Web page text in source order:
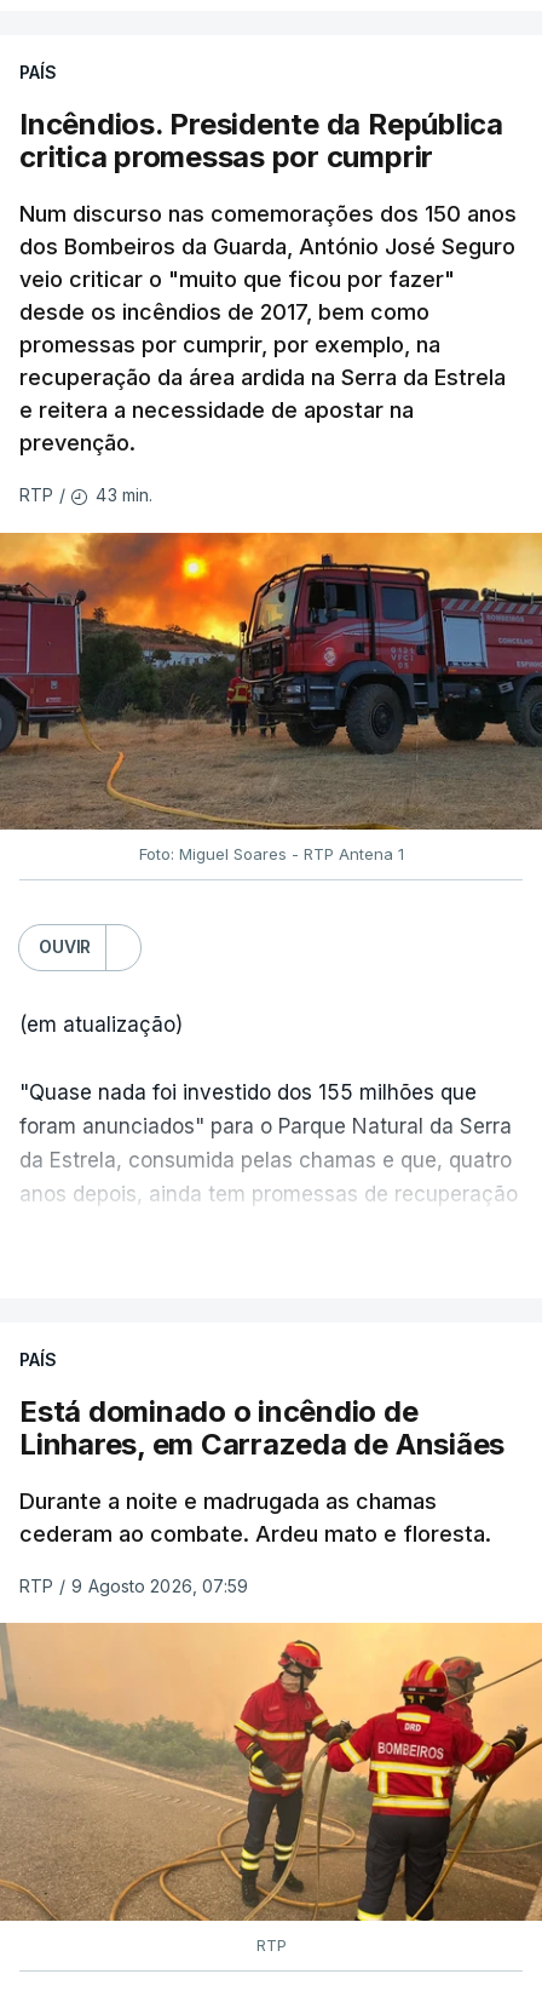
PAÍS
Incêndios. Presidente da República
critica promessas por cumprir
Num discurso nas comemorações dos 150 anos
dos Bombeiros da Guarda, António José Seguro
veio criticar o "muito que ficou por fazer"
desde os incêndios de 2017, bem como
promessas por cumprir, por exemplo, na
recuperação da área ardida na Serra da Estrela
e reitera a necessidade de apostar na
prevenção.
RTP / 43 min.
Foto: Miguel Soares - RTP Antena 1
OUVIR
(em atualização)
"Quase nada foi investido dos 155 milhões que
foram anunciados" para o Parque Natural da Serra
da Estrela, consumida pelas chamas e que, quatro
anos depois, ainda tem promessas de recuperação
ESTE CONTEÚDO ESTÁ NESTE
PAÍS
Está dominado o incêndio de
Linhares, em Carrazeda de Ansiães
Durante a noite e madrugada as chamas
cederam ao combate. Ardeu mato e floresta.
RTP / 9 Agosto 2026, 07:59
RTP